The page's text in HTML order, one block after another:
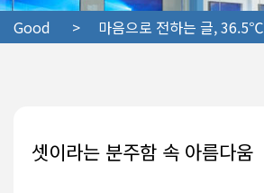
Good > 마음으로 전하는 글, 36.5℃
셋이라는 분주함 속 아름다움